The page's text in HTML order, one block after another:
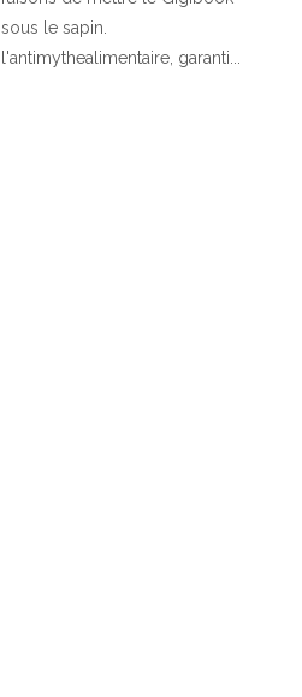
sous le sapin.
l'antimythealimentaire, garanti...